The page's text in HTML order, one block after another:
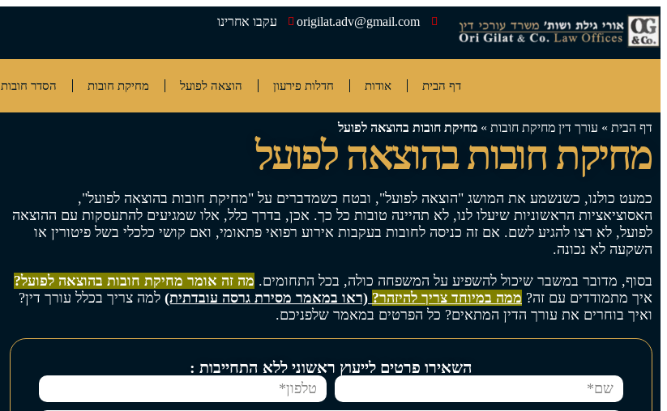
origilat.adv@gmail.com עקבו אחרינו
דף הבית אודות חדלות פירעון הוצאה לפועל מחיקת חובות הסדר חובות
דף הבית » עורך דין מחיקת חובות » מחיקת חובות בהוצאה לפועל
מחיקת חובות בהוצאה לפועל
כמעט כולנו, כשנשמע את המושג "הוצאה לפועל", ובטח כשמדברים על "מחיקת חובות בהוצאה לפועל",
האסוציאציות הראשוניות שיעלו לנו, לא תהיינה טובות כל כך. אכן, בדרך כלל, אלו שמגיעים להתעסקות עם ההוצאה
לפועל, לא רצו להגיע לשם. אם זה כניסה לחובות בעקבות אירוע רפואי פתאומי, ואם קושי כלכלי בשל פיטורין או
השקעה לא נכונה.
בסוף, מדובר במשבר שיכול להשפיע על המשפחה כולה, בכל התחומים. מה זה אומר מחיקת חובות בהוצאה לפועל?
איך מתמודדים עם זה? ממה במיוחד צריך להיזהר? (ראו במאמר מסירת גרסה עובדתית) למה צריך בכלל עורך דין?
ואיך בוחרים את עורך הדין המתאים? כל הפרטים במאמר שלפניכם.
השאירו פרטים לייעוץ ראשוני ללא התחייבות :